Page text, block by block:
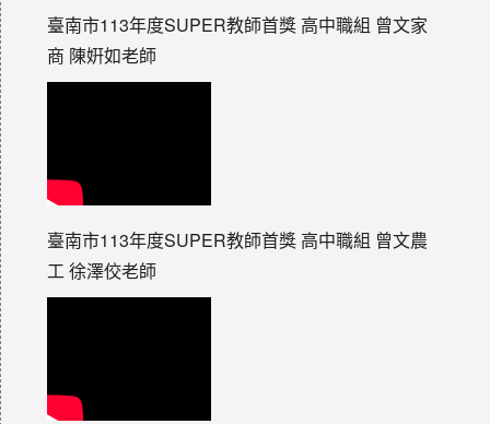
臺南市113年度SUPER教師首獎 高中職組 曾文家
商 陳姸如老師
臺南市113年度SUPER教師首獎 高中職組 曾文農
工 徐澤佼老師